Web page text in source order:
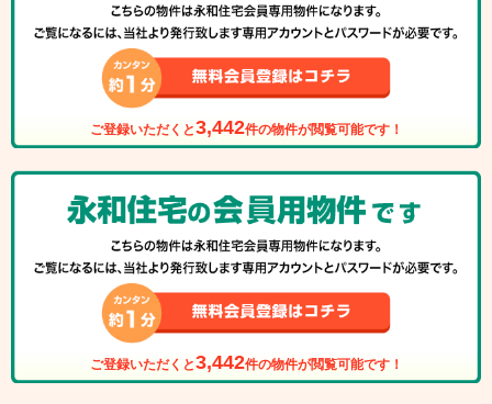
ご登録いただくと3,442件の物件が閲覧可能です！
ご登録いただくと3,442件の物件が閲覧可能です！